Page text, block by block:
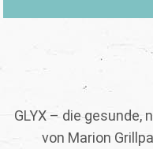
GLYX – die gesunde,
von Marion